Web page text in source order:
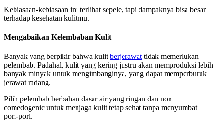
Kebiasaan-kebiasaan ini terlihat sepele, tapi dampaknya bisa besar
terhadap kesehatan kulitmu.
Mengabaikan Kelembaban Kulit
Banyak yang berpikir bahwa kulit berjerawat tidak memerlukan
pelembab. Padahal, kulit yang kering justru akan memproduksi lebih
banyak minyak untuk mengimbanginya, yang dapat memperburuk
jerawat radang.
Pilih pelembab berbahan dasar air yang ringan dan non-
comedogenic untuk menjaga kulit tetap sehat tanpa menyumbat
pori-pori.